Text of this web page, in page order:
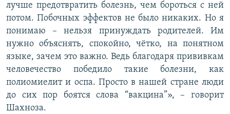
лучше предотвратить болезнь, чем бороться с ней
потом. Побочных эффектов не было никаких. Но я
понимаю – нельзя принуждать родителей. Им
нужно объяснять, спокойно, чётко, на понятном
языке, зачем это важно. Ведь благодаря прививкам
человечество победило такие болезни, как
полиомиелит и оспа. Просто в нашей стране люди
до сих пор боятся слова “вакцина”», – говорит
Шахноза.